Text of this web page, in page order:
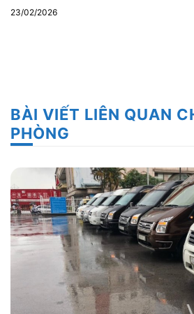
23/02/2026
BÀI VIẾT LIÊN QUAN
PHÒNG